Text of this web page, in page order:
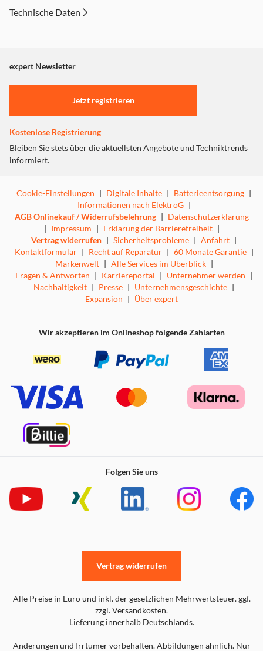
• Neue Herausforderungen erwarten dich online und
verwendbar)
Technische Daten
expert Newsletter
Jetzt registrieren
Kostenlose Registrierung
Bleiben Sie stets über die aktuellsten Angebote und Techniktrends
informiert.
Cookie-Einstellungen | Digitale Inhalte | Batterieentsorgung |
Informationen nach ElektroG |
AGB Onlinekauf / Widerrufsbelehrung | Datenschutzerklärung
| Impressum | Erklärung der Barrierefreiheit |
Vertrag widerrufen | Sicherheitsprobleme | Anfahrt |
Kontaktformular | Recht auf Reparatur | 60 Monate Garantie |
Markenwelt | Alle Services im Überblick |
Fragen & Antworten | Karriereportal | Unternehmer werden |
Nachhaltigkeit | Presse | Unternehmensgeschichte |
Expansion | Über expert
Wir akzeptieren im Onlineshop folgende Zahlarten
Folgen Sie uns
Alle Preise in Euro und inkl. der gesetzlichen Mehrwertsteuer. ggf.
zzgl. Versandkosten.
Lieferung innerhalb Deutschlands.
Änderungen und Irrtümer vorbehalten. Abbildungen ähnlich. Nur
Vertrag widerrufen